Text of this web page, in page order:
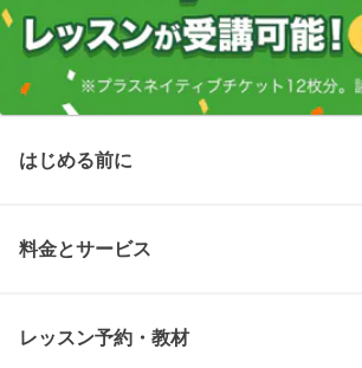
はじめる前に
料金とサービス
レッスン予約・教材